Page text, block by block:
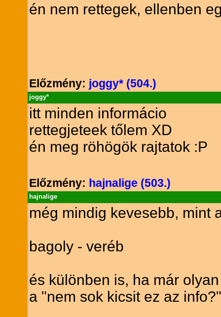
én nem rettegek, ellenben
Előzmény: joggy* (504.)
joggy*
itt minden informácio
rettegjeteek tőlem XD
én meg röhögök rajtatok :P
Előzmény: hajnalige (503.)
hajnalige
még mindig kevesebb, mint
bagoly - veréb
és különben is, ha már
a "nem sok kicsit ez az